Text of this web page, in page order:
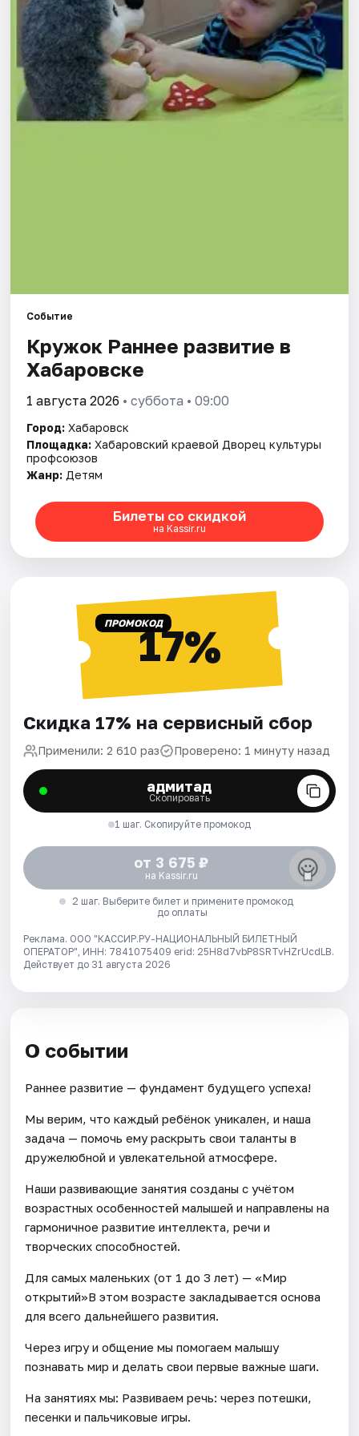
Города
Площадки
Артисты
Рейтинги
Событие
Кружок Раннее развитие в
Хабаровске
1 августа 2026 • суббота • 09:00
Город: Хабаровск
Площадка: Хабаровский краевой Дворец культуры
профсоюзов
Жанр: Детям
Билеты со скидкой
на Kassir.ru
ПРОМОКОД17%
Скидка 17% на сервисный сбор
Применили: 2 610 раз Проверено: 1 минуту назад
адмитад
Скопировать
1 шаг. Скопируйте промокод
от 3 675 ₽
на Kassir.ru
2 шаг. Выберите билет и примените промокод
до оплаты
Реклама. ООО "КАССИР.РУ-НАЦИОНАЛЬНЫЙ БИЛЕТНЫЙ
ОПЕРАТОР", ИНН: 7841075409 erid: 25H8d7vbP8SRTvHZrUcdLB.
Действует до 31 августа 2026
О событии
Раннее развитие — фундамент будущего успеха!
Мы верим, что каждый ребёнок уникален, и наша
задача — помочь ему раскрыть свои таланты в
дружелюбной и увлекательной атмосфере.
Наши развивающие занятия созданы с учётом
возрастных особенностей малышей и направлены на
гармоничное развитие интеллекта, речи и
творческих способностей.
Для самых маленьких (от 1 до 3 лет) — «Мир
открытий»В этом возрасте закладывается основа
для всего дальнейшего развития.
Через игру и общение мы помогаем малышу
познавать мир и делать свои первые важные шаги.
На занятиях мы: Развиваем речь: через потешки,
песенки и пальчиковые игры.